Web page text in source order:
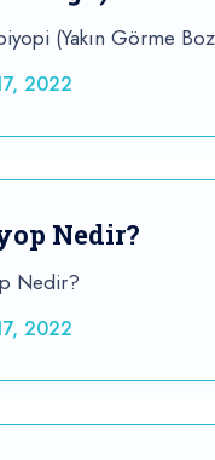
(Yakın Görme
2022
Nedir?
Nedir?
2022